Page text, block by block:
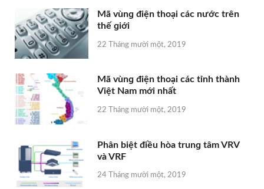
Mã vùnɡ điện thoại các nước trên
thế ɡiới
22 Tháng mười một, 2019
Mã vùnɡ điện thoại các tỉnh thành
Việt Nam mới nhất
22 Tháng mười một, 2019
Phân biệt điều hòa trunɡ tâm VRV
và VRF
24 Tháng mười một, 2019